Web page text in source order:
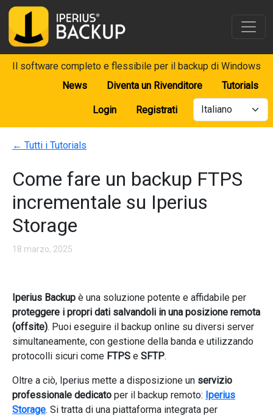
Il software completo e flessibile per il backup di Windows
News
Diventa un Rivenditore Tutorials
Login Registrati
← Tutti i Tutorials
Come fare un backup FTPS
incrementale su Iperius
Storage
18 marzo, 2025
Iperius Backup è una soluzione potente e affidabile per
proteggere i propri dati salvandoli in una posizione remota
(offsite). Puoi eseguire il backup online su diversi server
simultaneamente, con gestione della banda e utilizzando
protocolli sicuri come FTPS e SFTP.
Oltre a ciò, Iperius mette a disposizione un servizio
professionale dedicato per il backup remoto: Iperius
Storage. Si tratta di una piattaforma integrata per